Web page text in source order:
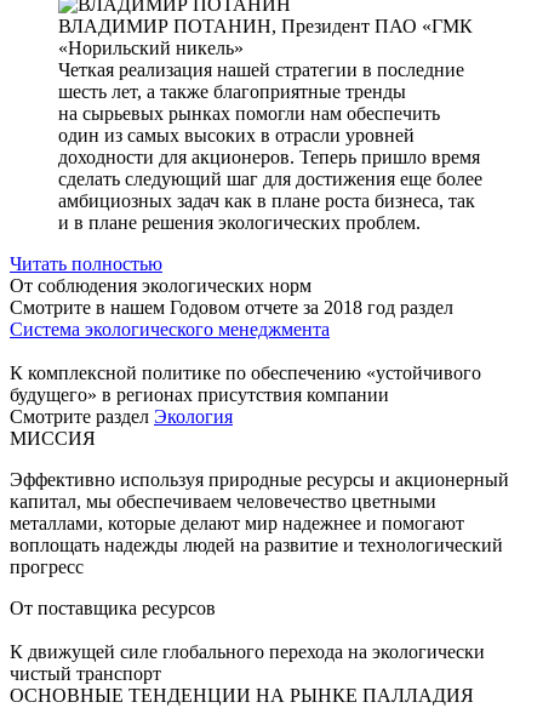
ВЛАДИМИР ПОТАНИН, Президент ПАО «ГМК
«Норильский никель»
Четкая реализация нашей стратегии в последние
шесть лет, а также благоприятные тренды
на сырьевых рынках помогли нам обеспечить
один из самых высоких в отрасли уровней
доходности для акционеров. Теперь пришло время
сделать следующий шаг для достижения еще более
амбициозных задач как в плане роста бизнеса, так
и в плане решения экологических проблем.
Читать полностью
От соблюдения экологических норм
Смотрите в нашем Годовом отчете за 2018 год раздел
Система экологического менеджмента
К комплексной политике по обеспечению «устойчивого
будущего» в регионах присутствия компании
Смотрите раздел Экология
МИССИЯ
Эффективно используя природные ресурсы и акционерный
капитал, мы обеспечиваем человечество цветными
металлами, которые делают мир надежнее и помогают
воплощать надежды людей на развитие и технологический
прогресс
От поставщика ресурсов
К движущей силе глобального перехода на экологически
чистый транспорт
ОСНОВНЫЕ ТЕНДЕНЦИИ НА РЫНКЕ ПАЛЛАДИЯ